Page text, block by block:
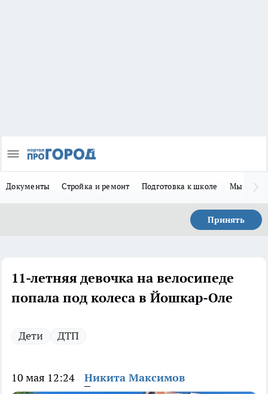
Документы Стройка и ремонт Подготовка к школе Мы в MAX
Принять
11-летняя девочка на велосипеде
попала под колеса в Йошкар-Оле
Дети ДТП
10 мая 12:24 Никита Максимов